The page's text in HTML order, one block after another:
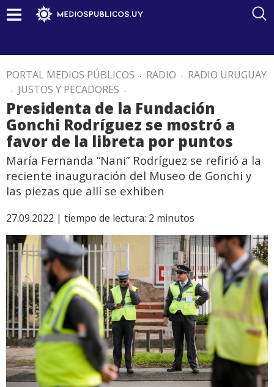
PORTAL MEDIOS PÚBLICOS . RADIO . RADIO URUGUAY
. JUSTOS Y PECADORES .
Presidenta de la Fundación
Gonchi Rodríguez se mostró a
favor de la libreta por puntos
María Fernanda “Nani” Rodríguez se refirió a la
reciente inauguración del Museo de Gonchi y
las piezas que allí se exhiben
27.09.2022 | tiempo de lectura: 2 minutos